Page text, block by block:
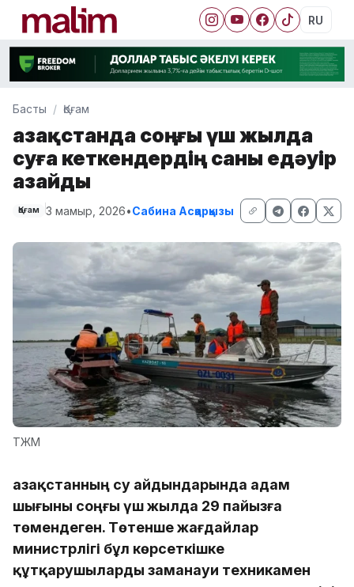
RU
Басты Қоғам
Қазақстанда соңғы үш жылда
суға кеткендердің саны едәуір
азайды
Қоғам 3 мамыр, 2026•Сабина Асқарқызы
ТЖМ
Қазақстанның су айдындарында адам
шығыны соңғы үш жылда 29 пайызға
төмендеген. Төтенше жағдайлар
министрлігі бұл көрсеткішке
құтқарушыларды заманауи техникамен